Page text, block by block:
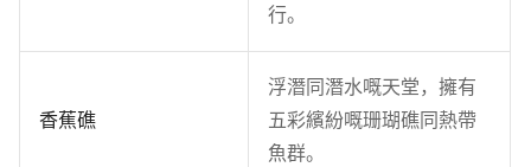
行。
香蕉礁
浮潛同潛水嘅天堂，擁有
五彩繽紛嘅珊瑚礁同熱帶
魚群。